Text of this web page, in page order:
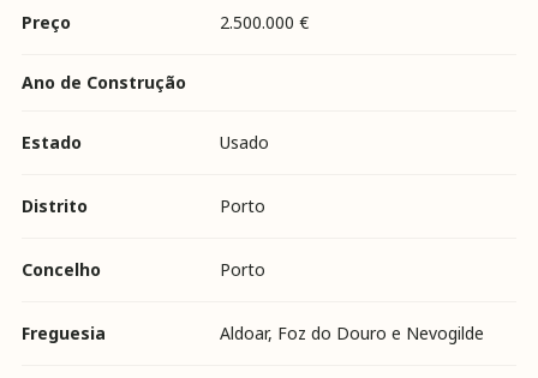
Preço 2.500.000 €
Ano de Construção
Estado Usado
Distrito Porto
Concelho Porto
Freguesia Aldoar, Foz do Douro e Nevogilde